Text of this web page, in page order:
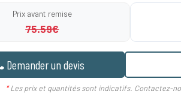
Prix avant remise
75.59€
Demander un devis
*Les prix et quantités sont indicatifs. Contactez-